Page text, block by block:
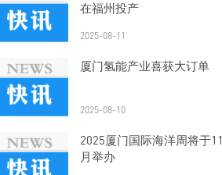
在福州投产
2025-08-11
厦门氢能产业喜获大订单
2025-08-10
2025厦门国际海洋周将于11
月举办